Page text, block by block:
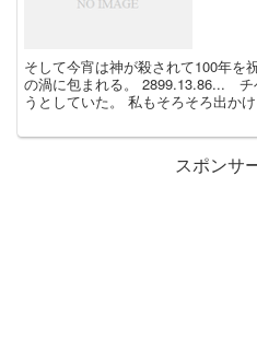
そして今宵は神が殺されて100年を
の渦に包まれる。 2899.13.86... チ
うとしていた。 私もそろそろ出か
スポンサ